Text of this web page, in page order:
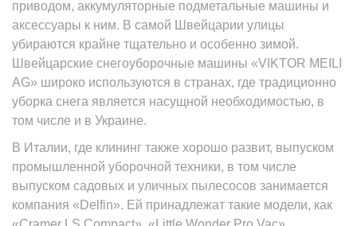
приводом, аккумуляторные подметальные машины и
аксессуары к ним. В самой Швейцарии улицы
убираются крайне тщательно и особенно зимой.
Швейцарские снегоуборочные машины «VIKTOR MEILI
AG» широко используются в странах, где традиционно
уборка снега является насущной необходимостью, в
том числе и в Украине.
В Италии, где клининг также хорошо развит, выпуском
промышленной уборочной техники, в том числе
выпуском садовых и уличных пылесосов занимается
компания «Delfin». Ей принадлежат такие модели, как